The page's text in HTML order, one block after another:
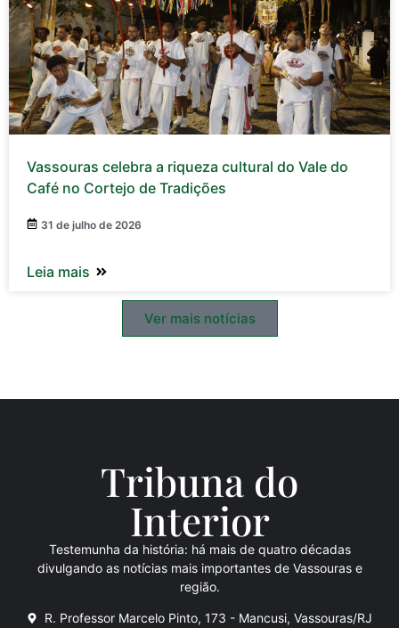
Vassouras celebra a riqueza cultural do Vale do
Café no Cortejo de Tradições
31 de julho de 2026
Leia mais
Ver mais notícias
Tribuna do
Interior
Testemunha da história: há mais de quatro décadas
divulgando as notícias mais importantes de Vassouras e
região.
R. Professor Marcelo Pinto, 173 - Mancusi, Vassouras/RJ